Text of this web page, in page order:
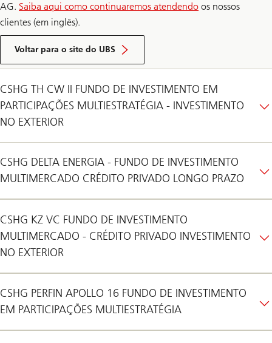
AG. Saiba aqui como continuaremos atendendo os nossos
clientes (em inglês).
Voltar para o site do UBS
CSHG TH CW II FUNDO DE INVESTIMENTO EM
PARTICIPAÇÕES MULTIESTRATÉGIA - INVESTIMENTO
NO EXTERIOR
CSHG DELTA ENERGIA - FUNDO DE INVESTIMENTO
MULTIMERCADO CRÉDITO PRIVADO LONGO PRAZO
CSHG KZ VC FUNDO DE INVESTIMENTO
MULTIMERCADO - CRÉDITO PRIVADO INVESTIMENTO
NO EXTERIOR
CSHG PERFIN APOLLO 16 FUNDO DE INVESTIMENTO
EM PARTICIPAÇÕES MULTIESTRATÉGIA